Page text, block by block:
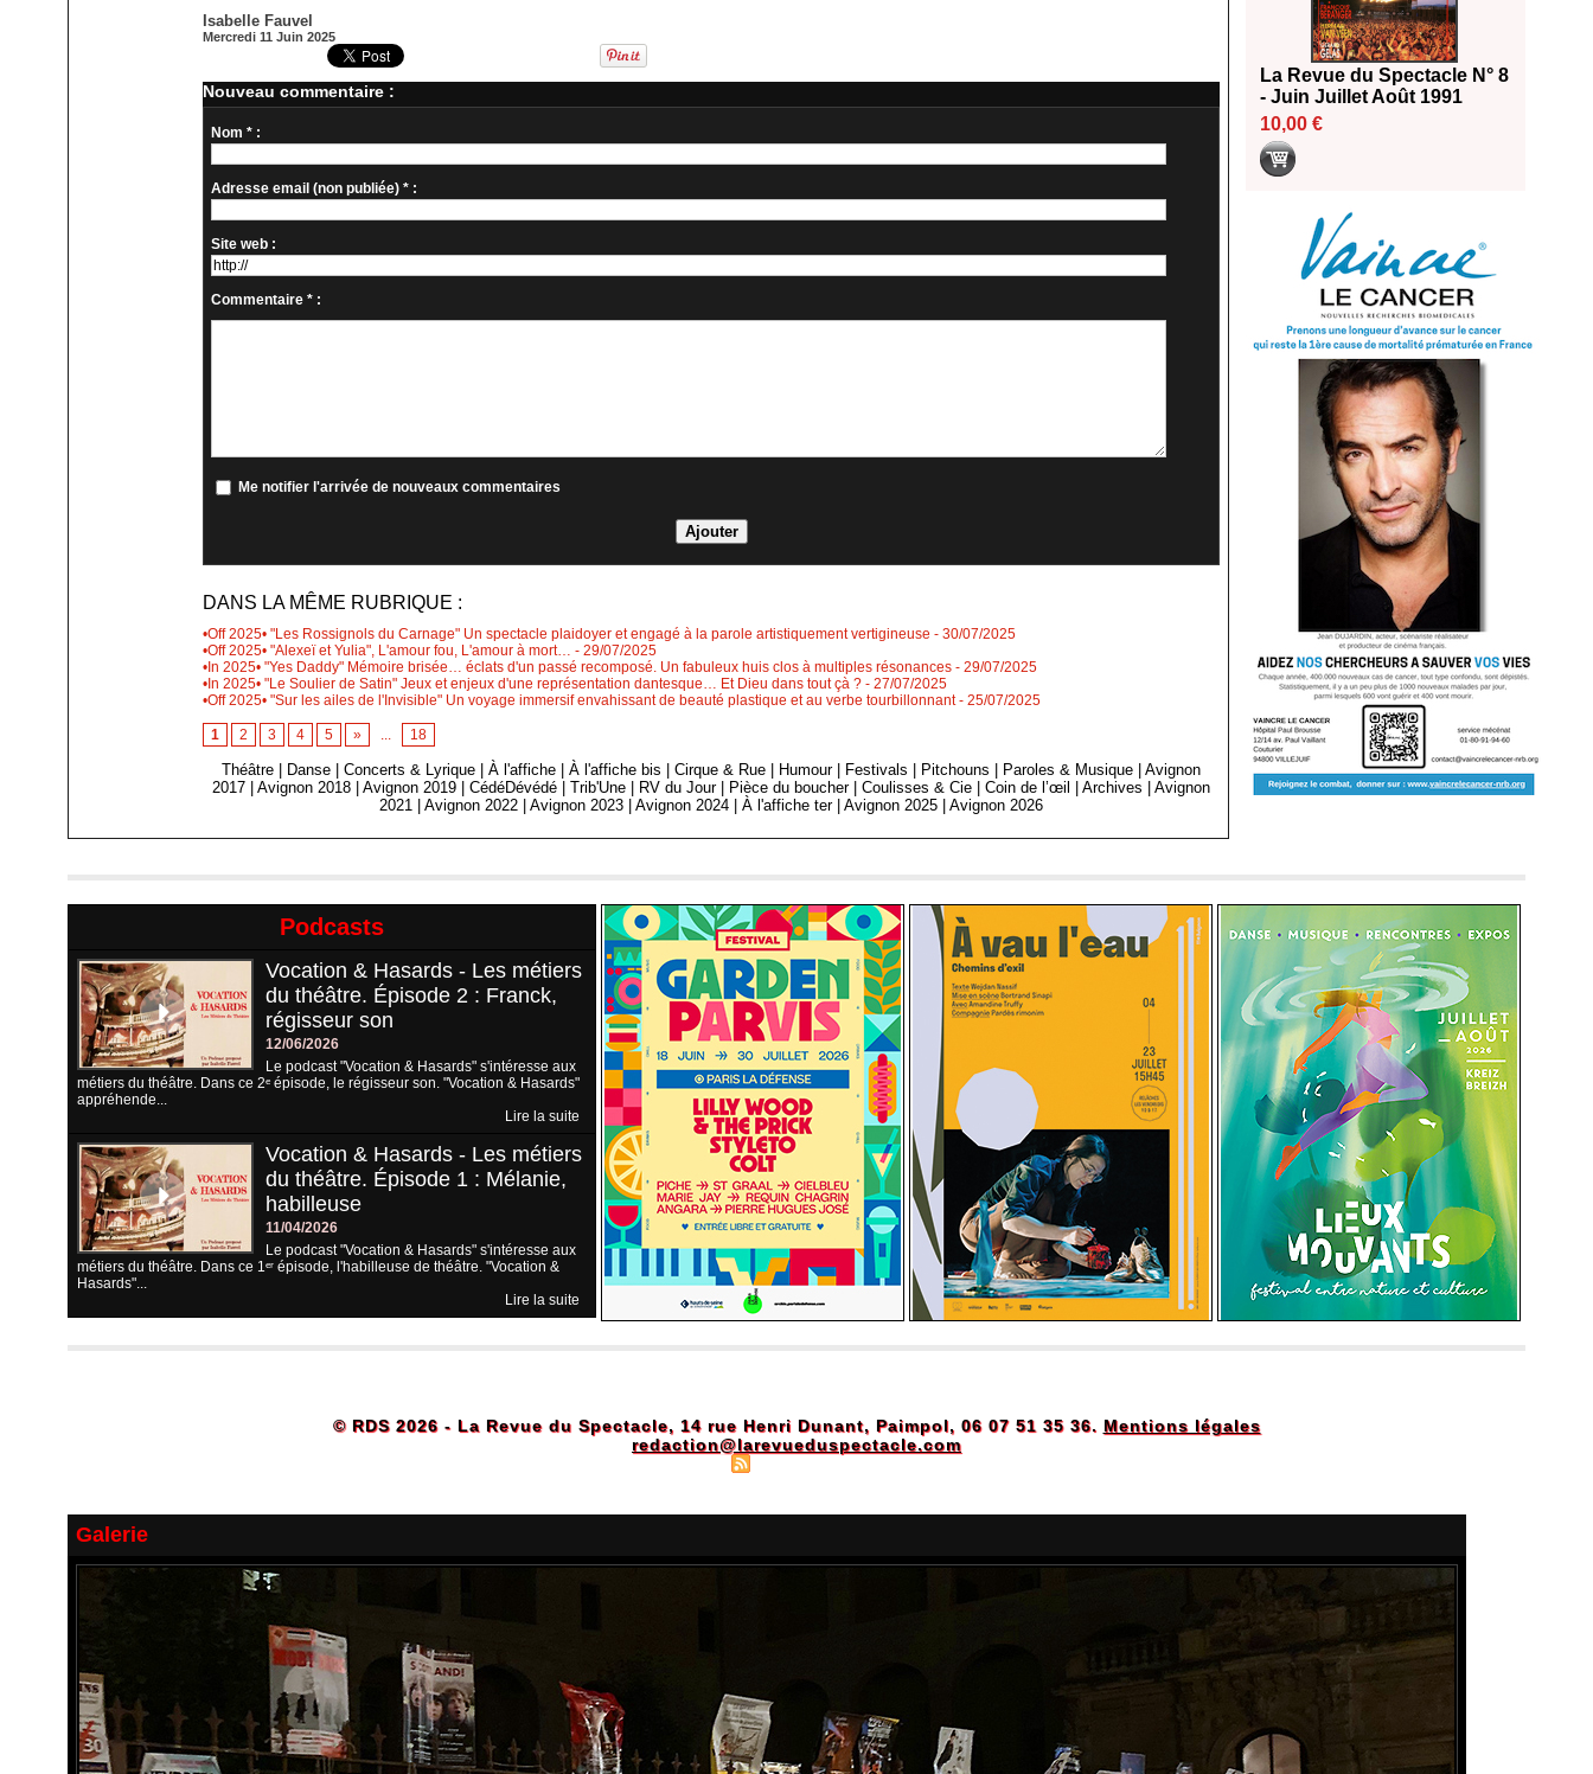
Isabelle Fauvel
Mercredi 11 Juin 2025
Nouveau commentaire :
Nom * :
Adresse email (non publiée) * :
Site web :
Commentaire * :
Me notifier l'arrivée de nouveaux commentaires
DANS LA MÊME RUBRIQUE :
•Off 2025• "Les Rossignols du Carnage" Un spectacle plaidoyer et engagé à la parole artistiquement vertigineuse - 30/07/2025
•Off 2025• "Alexeï et Yulia", L'amour fou, L'amour à mort… - 29/07/2025
•In 2025• "Yes Daddy" Mémoire brisée… éclats d'un passé recomposé. Un fabuleux huis clos à multiples résonances - 29/07/2025
•In 2025• "Le Soulier de Satin" Jeux et enjeux d'une représentation dantesque… Et Dieu dans tout çà ? - 27/07/2025
•Off 2025• "Sur les ailes de l'Invisible" Un voyage immersif envahissant de beauté plastique et au verbe tourbillonnant - 25/07/2025
1 2 3 4 5 » ... 18
Théâtre Danse |Concerts & Lyrique |À l'affiche |À l'affiche bis |Cirque & Rue Humour Festivals Pitchouns Paroles & Musique |Avignon
2017
|Avignon 2018 |Avignon 2019 |CédéDévédé |Trib'Une RV du Jour Pièce du boucher |Coulisses & Cie |Coin de l’œil |Archives |Avignon
2021
|Avignon 2022 |Avignon 2023 |Avignon 2024 |À l'affiche ter |Avignon 2025 |Avignon 2026
La Revue du Spectacle N° 8
- Juin Juillet Août 1991
10,00 €
Podcasts
Vocation & Hasards - Les métiers
du théâtre. Épisode 2 : Franck,
régisseur son
12/06/2026
Le podcast "Vocation & Hasards" s'intéresse aux
métiers du théâtre. Dans ce 2ᵉ épisode, le régisseur son. "Vocation & Hasards"
appréhende...
Lire la suite
Vocation & Hasards - Les métiers
du théâtre. Épisode 1 : Mélanie,
habilleuse
11/04/2026
Le podcast "Vocation & Hasards" s'intéresse aux
métiers du théâtre. Dans ce 1ᵉʳ épisode, l'habilleuse de théâtre. "Vocation &
Hasards"...
Lire la suite
© RDS 2026 - La Revue du Spectacle, 14 rue Henri Dunant, Paimpol, 06 07 51 35 36. Mentions légales
redaction@larevueduspectacle.com
Galerie